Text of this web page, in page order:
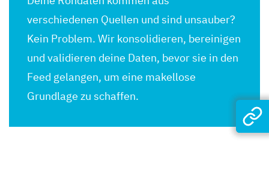
verschiedenen Quellen und sind unsauber?
Kein Problem. Wir konsolidieren, bereinigen
und validieren deine Daten, bevor sie in den
Feed gelangen, um eine makellose
Grundlage zu schaffen.